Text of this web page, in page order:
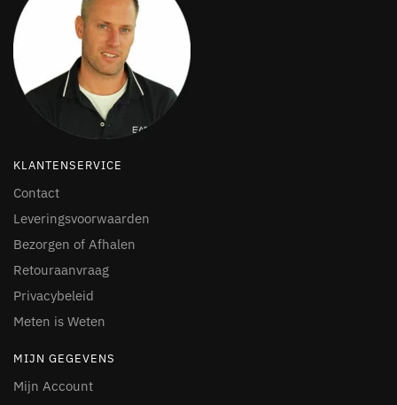
KLANTENSERVICE
Contact
Leveringsvoorwaarden
Bezorgen of Afhalen
Retouraanvraag
Privacybeleid
Meten is Weten
MIJN GEGEVENS
Mijn Account